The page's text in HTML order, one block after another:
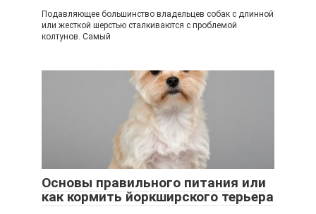
Подавляющее большинство владельцев собак с длинной
или жесткой шерстью сталкиваются с проблемой
колтунов. Самый
Основы правильного питания или
как кормить йоркширского терьера